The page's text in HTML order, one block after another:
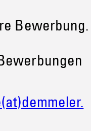
Bewerbung.